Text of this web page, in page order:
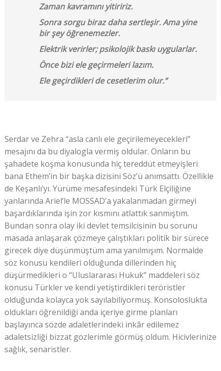
Zaman kavramını yitiririz.
Sonra sorgu biraz daha sertleşir. Ama yine
bir şey öğrenemezler.
Elektrik verirler; psikolojik baskı uygularlar.
Önce bizi ele geçirmeleri lazım.
Ele geçirdikleri de cesetlerim olur.”
Serdar ve Zehra “asla canlı ele geçirilemeyecekleri”
mesajını da bu diyalogla vermiş oldular. Onların bu
şahadete koşma konusunda hiç tereddüt etmeyişleri
bana Ethem’in bir başka dizisini Söz’ü anımsattı. Özellikle
de Keşanlı’yı. Yürüme mesafesindeki Türk Elçiliğine
yanlarında Ariel’le MOSSAD’a yakalanmadan girmeyi
başardıklarında işin zor kısmını atlattık sanmıştım.
Bundan sonra olay iki devlet temsilcisinin bu sorunu
masada anlaşarak çözmeye çalıştıkları politik bir sürece
girecek diye düşünmüştüm ama yanılmışım. Normalde
söz konusu kendileri olduğunda dillerinden hiç
düşürmedikleri o “Uluslararası Hukuk” maddeleri söz
konusu Türkler ve kendi yetiştirdikleri teröristler
olduğunda kolayca yok sayılabiliyormuş. Konsoloslukta
oldukları öğrenildiği anda içeriye girme planları
başlayınca sözde adaletlerindeki inkâr edilemez
adaletsizliği bizzat gözlerimle görmüş oldum. Hicivlerinize
sağlık, senaristler.